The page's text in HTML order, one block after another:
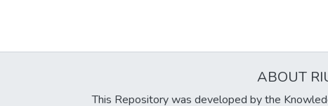
de forma tal que lo
en animales como en
ABOUT
This Repository was developed by the